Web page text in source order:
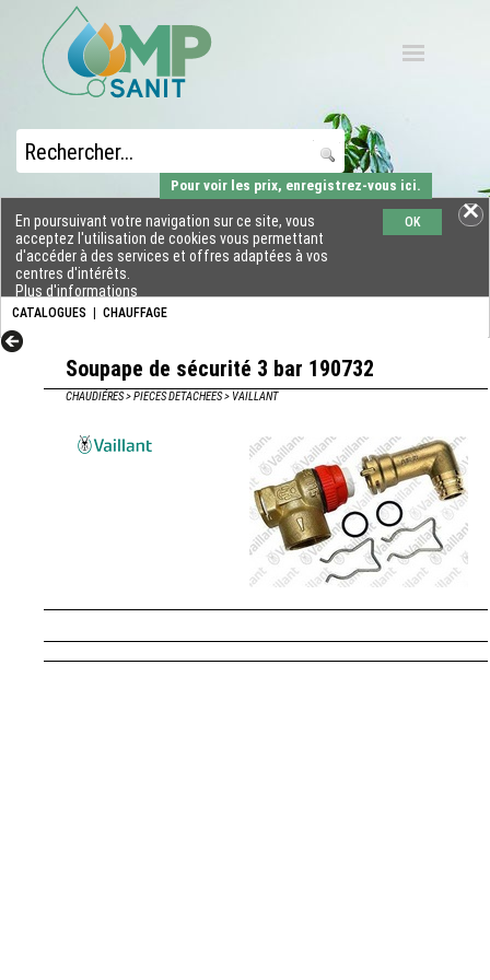
CATALOGUES CHAUFFAGE
En poursuivant votre navigation sur ce site, vous
acceptez l'utilisation de cookies vous permettant
d'accéder à des services et offres adaptées à vos
centres d'intérêts.
Plus d'informations
OK
Pour voir les prix, enregistrez-vous ici.